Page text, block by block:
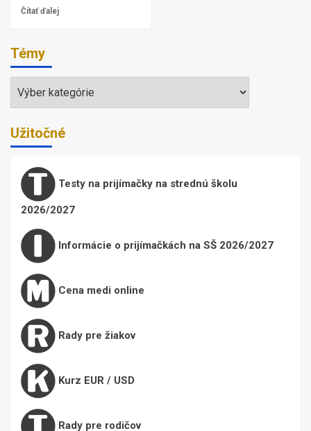
Čítať ďalej
Témy
Témy
Užitočné
Testy na prijímačky na strednú školu
2026/2027
Informácie o prijímačkách na SŠ 2026/2027
Cena medi online
Rady pre žiakov
Kurz EUR / USD
Rady pre rodičov